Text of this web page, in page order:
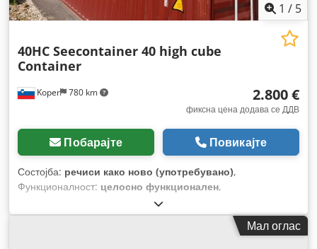
1 / 5
Koper 780 km
40HC Seecontainer 40 high cube
Container
2.800 €
фиксна цена додава се ДДВ
Побарајте Повикајте
Состојба: речиси како ново (употребувано),
Функционалност: целосно функционален,
Мал оглас